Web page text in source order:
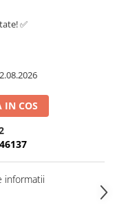
✅
IN COS
informatii